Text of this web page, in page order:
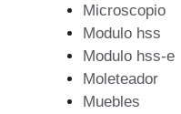
Microscopio
Modulo hss
Modulo hss-e
Moleteador
Muebles